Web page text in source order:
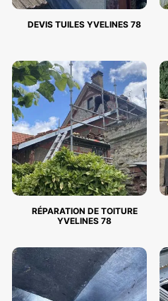
DEVIS TUILES YVELINES 78
RÉPARATION DE TOITURE
YVELINES 78